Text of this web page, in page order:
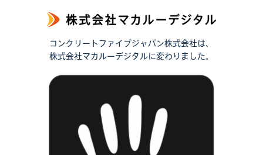
コンクリートファイブジャパン株式会社は、
株式会社マカルーデジタルに変わりました。